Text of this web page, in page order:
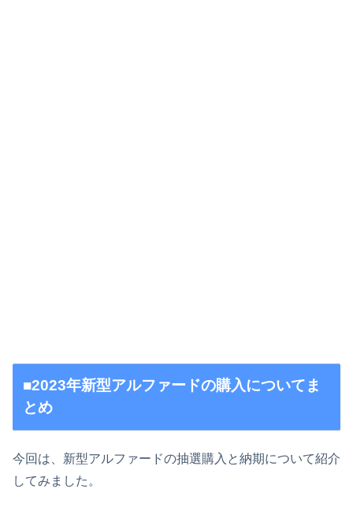
■2023年新型アルファードの購入についてま
とめ
今回は、新型アルファードの抽選購入と納期について紹介
してみました。